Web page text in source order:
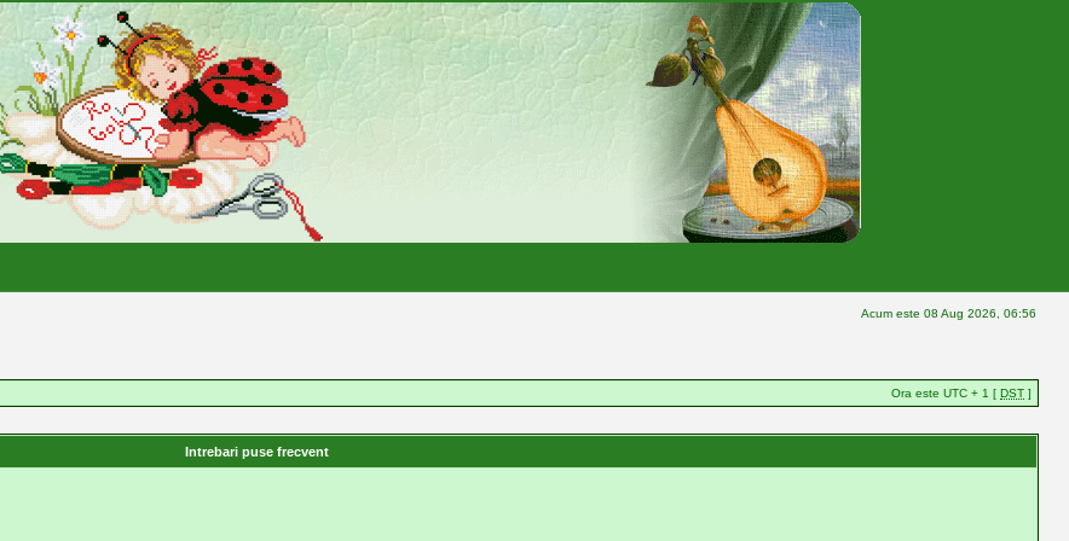
Acum este 08 Aug 2026, 06:56
Ora este UTC + 1 [ DST ]
Intrebari puse frecvent